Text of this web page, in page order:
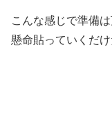
こんな感じで準備
懸命貼っていくだけ